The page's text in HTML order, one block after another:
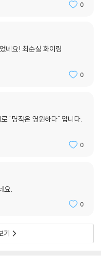
0
네요! 최순실 화이링
0
"명작은 영원하다" 입니다.
0
요.
0